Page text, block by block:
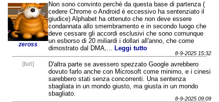
zeross
Non sono convinto perché da questa base di partenza (
cedere Chrome o Android è eccessivo ha sentenziato il
giudice) Alphabet ha ottenuto che non deve essere
condannata allo smembramento e in secondo luogo che
deve cessare gli accordi esclusivi che sono comunque
un esborso di 20 miliardi i dollari all'anno, che come
dimostrato dal DMA,... Leggi tutto
8-9-2025 15:32
{turi}
D'altra parte se avessero spezzato Google avrebbero
dovuto farlo anche con Microsoft come minimo, e i cinesi
sarebbero stati senza concorrenti. Una sentenza
sbagliata in un mondo giusto, ma giusta in un mondo
sbagliato.
8-9-2025 09:09